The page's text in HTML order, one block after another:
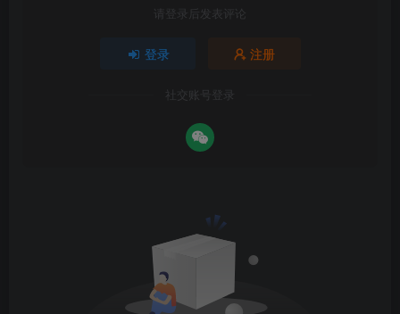
请登录后发表评论
登录 注册
社交账号登录